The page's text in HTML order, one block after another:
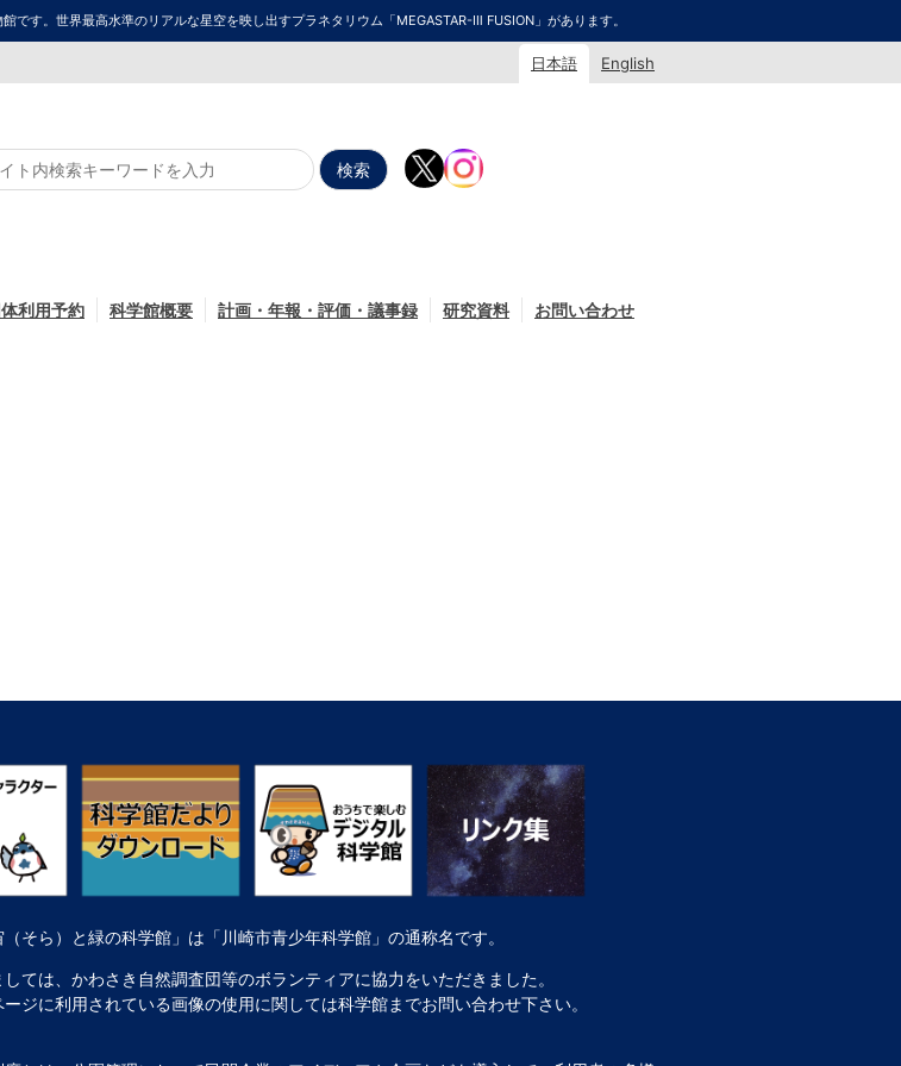
す。世界最高水準のリアルな星空を映し出すプラネタリウム「MEGASTAR-Ⅲ FUSION」があります。
日本語 English
利用予約 科学館概要 計画・年報・評価・議事録 研究資料 お問い合わせ
（そら）と緑の科学館」は「川崎市青少年科学館」の通称名です。
ては、かわさき自然調査団等のボランティアに協力をいただきました。
ージに利用されている画像の使用に関しては科学館までお問い合わせ下さい。